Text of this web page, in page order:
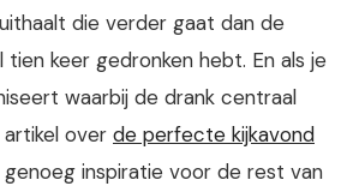
die verder gaat dan de
tien keer gedronken hebt. En als je
waarbij de drank centraal
over de perfecte kijkavond
genoeg inspiratie voor de rest van